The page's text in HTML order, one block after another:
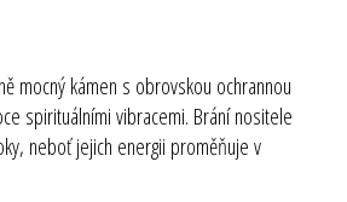
mocný kámen s obrovskou ochrannou
spirituálními vibracemi. Brání nositele
neboť jejich energii proměňuje v